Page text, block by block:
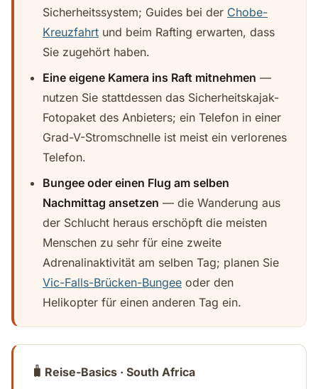
Sicherheitssystem; Guides bei der Chobe-
Kreuzfahrt und beim Rafting erwarten, dass
Sie zugehört haben.
Eine eigene Kamera ins Raft mitnehmen —
nutzen Sie stattdessen das Sicherheitskajak-
Fotopaket des Anbieters; ein Telefon in einer
Grad-V-Stromschnelle ist meist ein verlorenes
Telefon.
Bungee oder einen Flug am selben
Nachmittag ansetzen — die Wanderung aus
der Schlucht heraus erschöpft die meisten
Menschen zu sehr für eine zweite
Adrenalinaktivität am selben Tag; planen Sie
Vic-Falls-Brücken-Bungee oder den
Helikopter für einen anderen Tag ein.
🧳 Reise-Basics · South Africa